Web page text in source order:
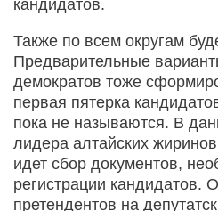
кандидатов.
Также по всем округам
Предварительные
демократов тоже
первая пятерка
пока не называются. В
лидера алтайских
идет сбор документов,
регистрации кандидатов.
претендентов на